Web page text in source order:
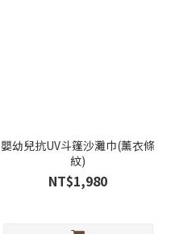
嬰幼兒抗UV斗篷沙灘巾(薰衣條
紋)
NT$1,980